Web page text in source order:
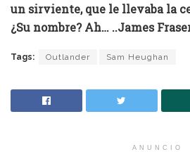
un sirviente, que le llevaba la
¿Su nombre? Ah… ..James
Tags: Outlander Sam Heughan
ANUNCIO